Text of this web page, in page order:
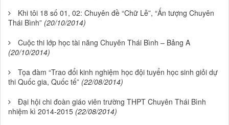
Khi tôi 18 số 01, 02: Chuyên đề “Chữ Lễ”, “Ấn tượng Chuyên
Thái Bình” (20/10/2014)
Cuộc thi lớp học tài năng Chuyên Thái Bình – Bảng A
(20/10/2014)
Tọa đàm “Trao đổi kinh nghiệm học đội tuyển học sinh giỏi dự
thi Quốc gia, Quốc tế” (22/08/2014)
Đại hội chi đoàn giáo viên trường THPT Chuyên Thái Bình
nhiệm kì 2014-2015 (22/08/2014)